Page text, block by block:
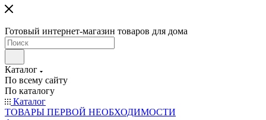
Готовый интернет-магазин товаров для дома
Каталог
По всему сайту
По каталогу
Каталог
ТОВАРЫ ПЕРВОЙ НЕОБХОДИМОСТИ